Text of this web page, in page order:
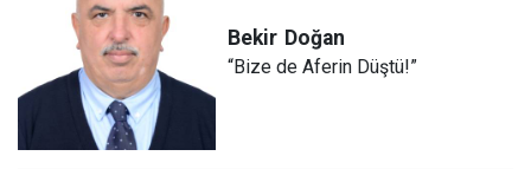
Bekir Doğan
“Bize de Aferin Düştü!”